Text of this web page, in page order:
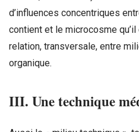
d’influences concentriques
contient et le microcosme
relation, transversale, entre
organique.
III. Une technique